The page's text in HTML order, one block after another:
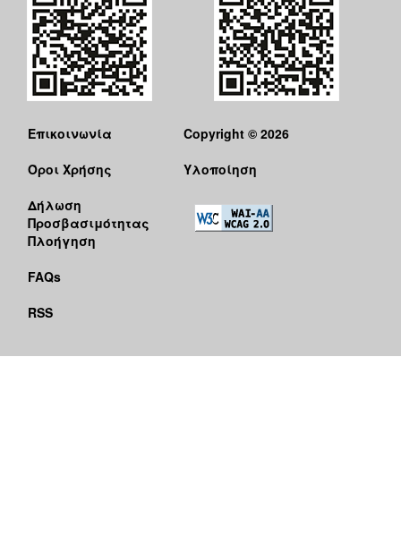
Επικοινωνία
Όροι Χρήσης
Δήλωση
Προσβασιμότητας
Πλοήγηση
FAQs
RSS
Copyright © 2026
Υλοποίηση